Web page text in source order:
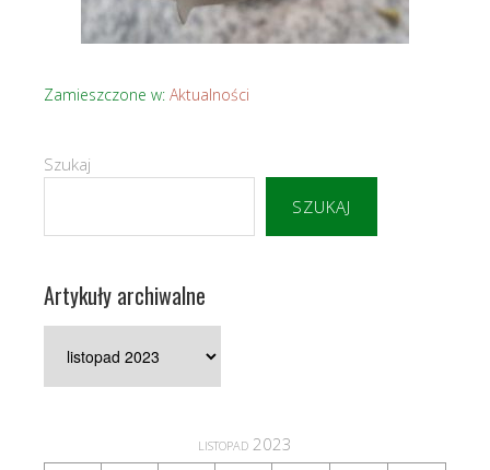
Zamieszczone w: Aktualności
Szukaj
SZUKAJ
Artykuły archiwalne
archiwalne
listopad 2023